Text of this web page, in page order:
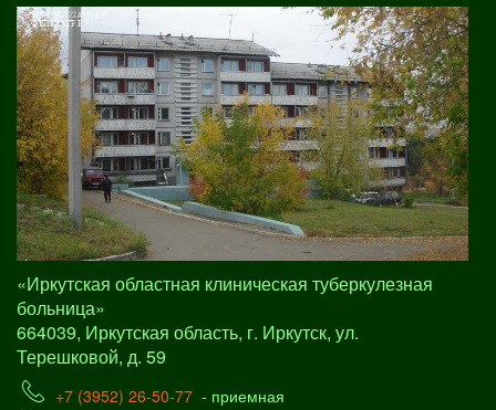
«Иркутская областная клиническая туберкулезная
больница»
664039, Иркутская область, г. Иркутск, ул.
Терешковой, д. 59
+7 (3952) 26-50-77 - приемная